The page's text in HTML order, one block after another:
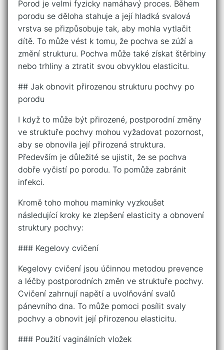
Porod je velmi fyzicky namáhavý proces. Během
porodu se děloha stahuje a její hladká svalová
vrstva se přizpůsobuje tak, aby mohla vytlačit
dítě. To může vést k tomu, že pochva se zúží a
změní strukturu. Pochva může také získat štěrbiny
nebo trhliny a ztratit svou obvyklou elasticitu.
## Jak obnovit přirozenou strukturu pochvy po
porodu
I když to může být přirozené, postporodní změny
ve struktuře pochvy mohou vyžadovat pozornost,
aby se obnovila její přirozená struktura.
Především je důležité se ujistit, že se pochva
dobře vyčistí po porodu. To pomůže zabránit
infekci.
Kromě toho mohou maminky vyzkoušet
následující kroky ke zlepšení elasticity a obnovení
struktury pochvy:
### Kegelovy cvičení
Kegelovy cvičení jsou účinnou metodou prevence
a léčby postporodních změn ve struktuře pochvy.
Cvičení zahrnují napětí a uvolňování svalů
pánevního dna. To může pomoci posílit svaly
pochvy a obnovit její přirozenou elasticitu.
### Použití vaginálních vložek